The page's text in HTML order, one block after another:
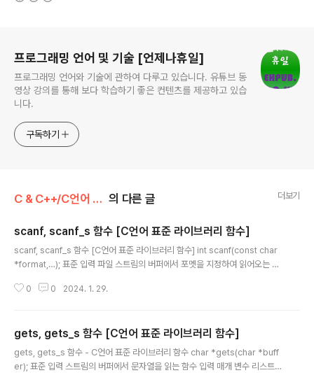
프로그래밍 언어 및 기술 [언제나휴일]
프로그래밍 언어와 기술에 관하여 다루고 있습니다. 유튜브 동
영상 강의를 통해 보다 학습하기 좋은 컨텐츠를 제공하고 있습
니다.
구독하기
C & C++/C언어 표준 라이브러리 함수 의 다른 글 더보기
scanf, scanf_s 함수 [C언어 표준 라이브러리 함수]
scanf, scanf_s 함수 [C언어 표준 라이브러리 함수] int scanf(const char
*format,…); 표준 입력 파일 스트림의 버퍼에서 포멧을 지정하여 읽어오는 함
변환한 개수 scanf 함수로 문자열을 입력받을 때 버퍼의 크기를 전달하지 않습
선한 scanf_s 함수를 제공하고 있습니다. scanf 함수에 입력 포멧에 포멧 사
양자가 아닌 문자도 최종 사용자는 입력해야 합니다. 만약 입력하지 않으면 이
전까지 처리하고 이후는 처리하지 않습니다. 그리..
0 0 2024. 1. 29.
gets, gets_s 함수 [C언어 표준 라이브러리 함수]
gets, gets_s 함수 - C언어 표준 라이브러리 함수 char *gets(char *buff
er); 표준 입력 스트림의 버퍼에서 문자열을 읽는 함수 입력 매개 변수 리스트 b